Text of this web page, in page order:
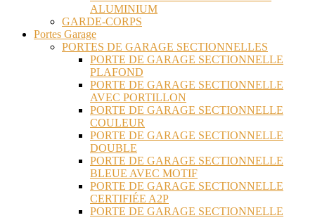
ALUMINIUM
GARDE-CORPS
Portes Garage
PORTES DE GARAGE SECTIONNELLES
PORTE DE GARAGE SECTIONNELLE
PLAFOND
PORTE DE GARAGE SECTIONNELLE
AVEC PORTILLON
PORTE DE GARAGE SECTIONNELLE
COULEUR
PORTE DE GARAGE SECTIONNELLE
DOUBLE
PORTE DE GARAGE SECTIONNELLE
BLEUE AVEC MOTIF
PORTE DE GARAGE SECTIONNELLE
CERTIFIÉE A2P
PORTE DE GARAGE SECTIONNELLE